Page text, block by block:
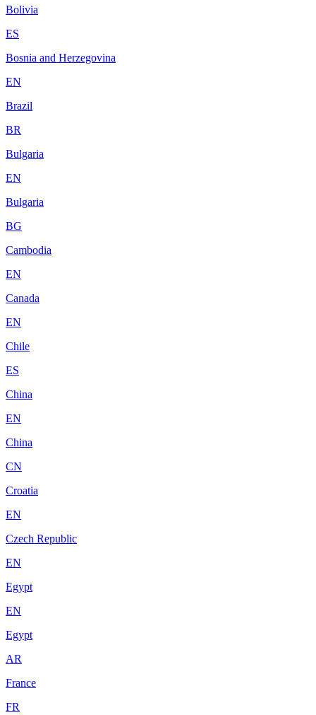
Bolivia
ES
Bosnia and Herzegovina
EN
Brazil
BR
Bulgaria
EN
Bulgaria
BG
Cambodia
EN
Canada
EN
Chile
ES
China
EN
China
CN
Croatia
EN
Czech Republic
EN
Egypt
EN
Egypt
AR
France
FR